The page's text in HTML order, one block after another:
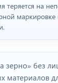
теряется на
зерно» без